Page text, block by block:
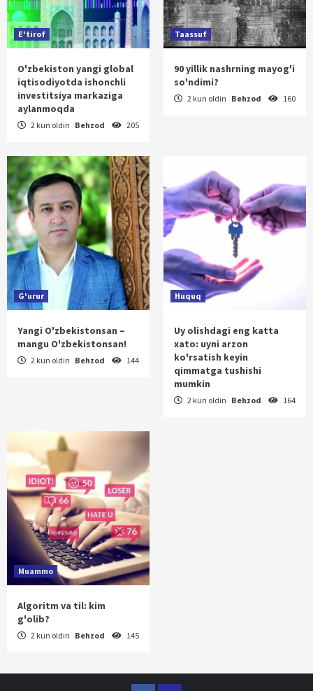
E'tirof
O'zbekiston yangi global
iqtisodiyotda ishonchli
investitsiya markaziga
aylanmoqda
2 kun oldin Behzod 205
Taassuf
90 yillik nashrning mayog'i
so'ndimi?
2 kun oldin Behzod 160
G'urur
Yangi O'zbekistonsan –
mangu O'zbekistonsan!
2 kun oldin Behzod 144
Huquq
Uy olishdagi eng katta
xato: uyni arzon
ko'rsatish keyin
qimmatga tushishi
mumkin
2 kun oldin Behzod 164
Muammo
Algoritm va til: kim
g'olib?
2 kun oldin Behzod 145